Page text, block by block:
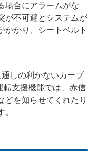
場合にアラームがな
が不可避とシステムが
かかり、シートベルト
しの利かないカーブ
転支援機能では、赤信
どを知らせてくれたり